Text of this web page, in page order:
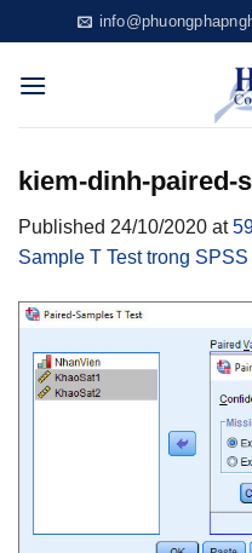
to
content
kiem-dinh-paired-
Published 24/10/2020 at
Sample T Test trong SPSS